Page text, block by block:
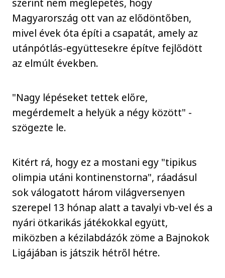
Magyarország ott van az elődöntőben,
mivel évek óta építi a csapatát, amely az
utánpótlás-együttesekre építve fejlődött
az elmúlt években.
"Nagy lépéseket tettek előre,
megérdemelt a helyük a négy között" -
szögezte le.
Kitért rá, hogy ez a mostani egy "tipikus
olimpia utáni kontinenstorna", ráadásul
sok válogatott három világversenyen
szerepel 13 hónap alatt a tavalyi vb-vel és a
nyári ötkarikás játékokkal együtt,
miközben a kézilabdázók zöme a Bajnokok
Ligájában is játszik hétről hétre.